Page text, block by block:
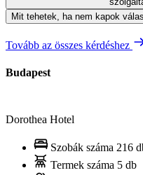
Mit tehetek, ha nem kapok
Tovább az összes kérdéshez
Budapest
Dorothea Hotel
Szobák száma 216
Termek száma 5 db